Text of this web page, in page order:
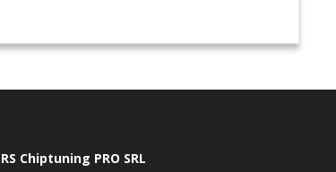
RS Chiptuning PRO SRL